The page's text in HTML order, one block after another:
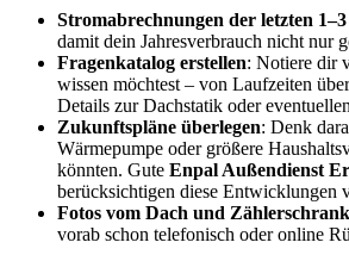
Stromabrechnungen der letzten
damit dein Jahresverbrauch nicht nur
Fragenkatalog erstellen: Notiere dir
wissen möchtest – von Laufzeiten
Details zur Dachstatik oder
Zukunftspläne überlegen: Denk
Wärmepumpe oder größere
könnten. Gute Enpal Außendienst
berücksichtigen diese Entwicklungen
Fotos vom Dach und Zählerschrank
vorab schon telefonisch oder online